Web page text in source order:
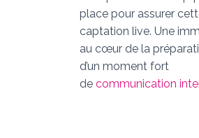
place pour assurer
captation live. Une
au cœur de la
d’un moment fort
de communication